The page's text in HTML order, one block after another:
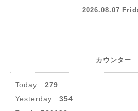
2026.08.07
カウンター
Today : 279
Yesterday : 354